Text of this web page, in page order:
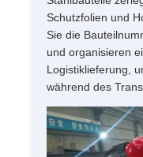
Schutzfolien und
Sie die
und organisieren
Logistiklieferung,
während des